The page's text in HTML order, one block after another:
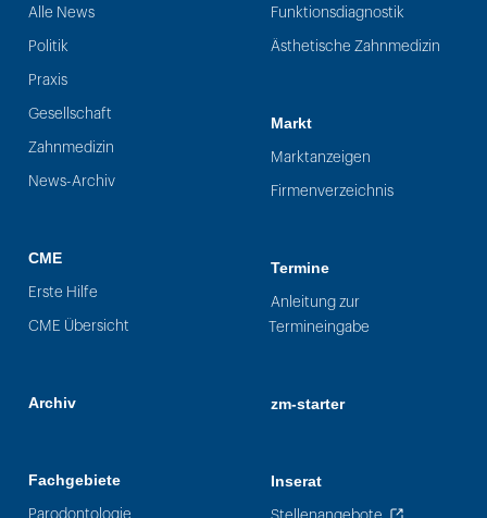
Alle News
Politik
Praxis
Gesellschaft
Zahnmedizin
News-Archiv
CME
Erste Hilfe
CME Übersicht
Archiv
Fachgebiete
Parodontologie
Funktionsdiagnostik
Ästhetische Zahnmedizin
Markt
Marktanzeigen
Firmenverzeichnis
Termine
Anleitung zur
Termineingabe
zm-starter
Inserat